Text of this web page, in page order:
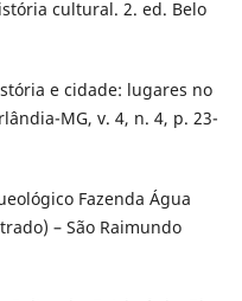
cultural. 2. ed. Belo
e cidade: lugares no
MG, v. 4, n. 4, p. 23-
Fazenda Água
– São Raimundo